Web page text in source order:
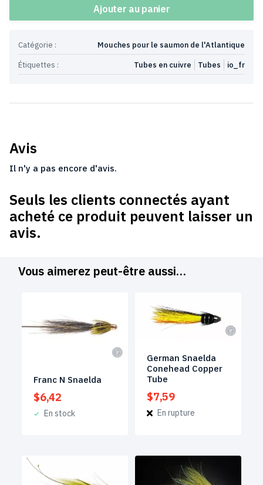
Ajouter au panier
Catégorie :
Mouches pour le saumon de l'Atlantique
Étiquettes :
io_fr
Tubes
Tubes en cuivre
Avis
Il n'y a pas encore d'avis.
Seuls les clients connectés ayant
acheté ce produit peuvent laisser un
avis.
Vous aimerez peut-être aussi…
Franc N Snaelda
$6,42
En stock
German Snaelda
Conehead Copper
Tube
$7,59
En rupture